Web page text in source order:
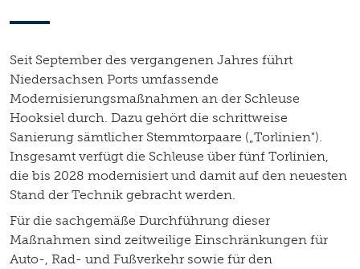
Seit September des vergangenen Jahres führt
Niedersachsen Ports umfassende
Modernisierungsmaßnahmen an der Schleuse
Hooksiel durch. Dazu gehört die schrittweise
Sanierung sämtlicher Stemmtorpaare („Torlinien").
Insgesamt verfügt die Schleuse über fünf Torlinien,
die bis 2028 modernisiert und damit auf den neuesten
Stand der Technik gebracht werden.
Für die sachgemäße Durchführung dieser
Maßnahmen sind zeitweilige Einschränkungen für
Auto-, Rad- und Fußverkehr sowie für den